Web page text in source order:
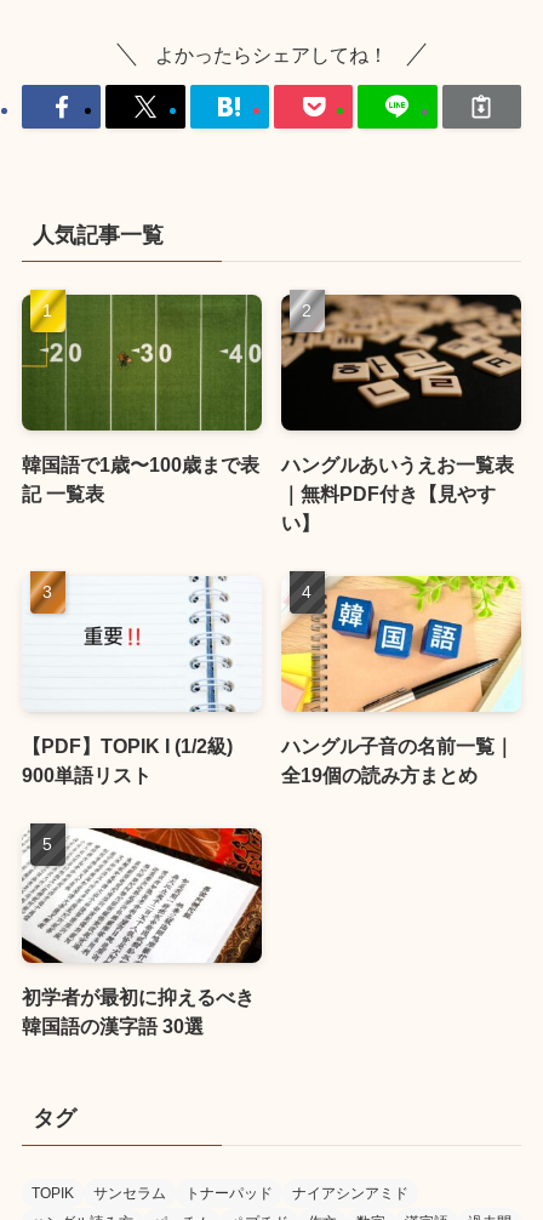
よかったらシェアしてね！
人気記事一覧
韓国語で1歳〜100歳まで表
記 一覧表
ハングルあいうえお一覧表
｜無料PDF付き【見やす
い】
【PDF】TOPIK I (1/2級)
900単語リスト
ハングル子音の名前一覧｜
全19個の読み方まとめ
初学者が最初に抑えるべき
韓国語の漢字語 30選
タグ
TOPIK サンセラム トナーパッド
ナイアシンアミド